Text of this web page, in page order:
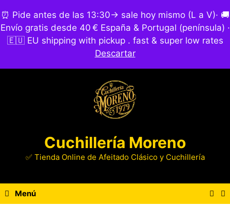
⏰ Pide antes de las 13:30→ sale hoy mismo (L a V)· 🚚
Envío gratis desde 40 € España & Portugal (península) ·
🇪🇺 EU shipping with pickup . fast & super low rates
Descartar
al
contenido
Acceder
Cuchillería Moreno
✅ Tienda Online de Afeitado Clásico y Cuchillería
Menú